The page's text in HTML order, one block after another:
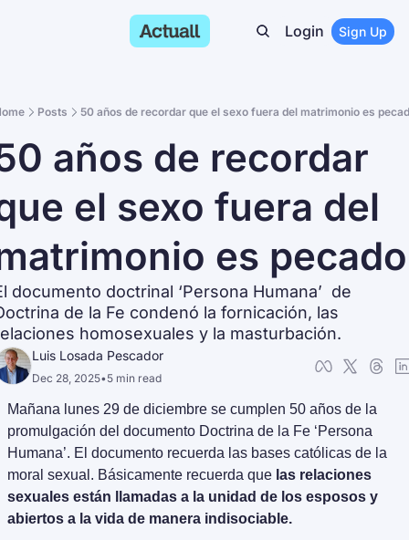
Login Sign Up
Posts 50 años de recordar que el sexo fuera del matrimonio es
años de recordar
el sexo fuera del
es pecado
documento doctrinal ‘Persona Humana’  de
de la Fe condenó la fornicación, las
homosexuales y la masturbación.
Luis Losada Pescador
Dec 28, 2025•5 min read
Mañana lunes 29 de diciembre se cumplen 50 años de la
promulgación del documento Doctrina de la Fe ‘Persona
Humana’. El documento recuerda las bases católicas de la
moral sexual. Básicamente recuerda que las relaciones
sexuales están llamadas a la unidad de los esposos y
abiertos a la vida de manera indisociable.